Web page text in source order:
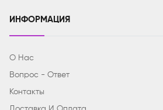
ИНФОРМАЦИЯ
О Нас
Вопрос - Ответ
Контакты